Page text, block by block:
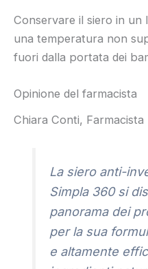
Conservare il siero in
una temperatura non
fuori dalla portata dei
Opinione del farmacista
Chiara Conti, Farmacista
La siero anti-
Simpla 360 si
panorama dei
per la sua
e altamente